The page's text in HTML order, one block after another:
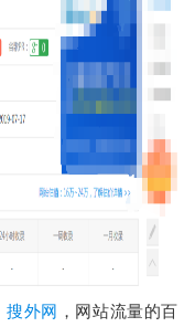
搜外网 ，网站流量的百